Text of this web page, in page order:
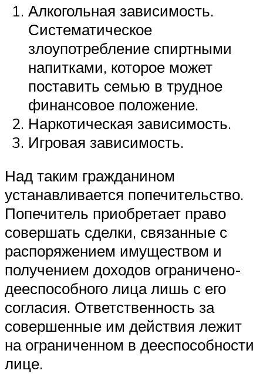
Алкогольная зависимость.
Систематическое
злоупотребление спиртными
напитками, которое может
поставить семью в трудное
финансовое положение.
Наркотическая зависимость.
Игровая зависимость.
Над таким гражданином
устанавливается попечительство.
Попечитель приобретает право
совершать сделки, связанные с
распоряжением имуществом и
получением доходов ограничено-
дееспособного лица лишь с его
согласия. Ответственность за
совершенные им действия лежит
на ограниченном в дееспособности
лице.